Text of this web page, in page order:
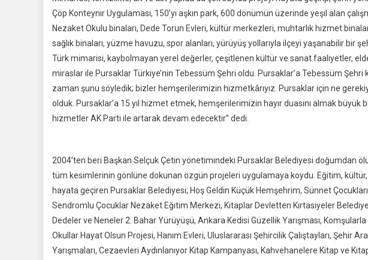
Çöp Konteynır Uygulaması, 150’yi aşkın park, 600 dönümün üzerinde yeşil alan
Nezaket Okulu binaları, Dede Torun Evleri, kültür merkezleri, muhtarlık hizmet
sağlık binaları, yüzme havuzu, spor alanları, yürüyüş yollarıyla ilçeyi yaşanabilir bir
Türk mimarisi, kaybolmayan yerel değerler, çeşitlenen kültür ve sanat faaliyetler,
miraslar ile Pursaklar Türkiye’nin Tebessüm Şehri oldu. Pursaklar’a Tebessüm Şehri
zaman şunu söyledik; bizler hemşerilerimizin hizmetkârıyız. Pursaklar için ne
olduk. Pursaklar’a 15 yıl hizmet etmek, hemşerilerimizin hayır duasını almak büyük
hizmetler AK Parti ile artarak devam edecektir” dedi.
2004’ten beri Başkan Selçuk Çetin yönetimindeki Pursaklar Belediyesi doğumdan
tüm kesimlerinin gönlüne dokunan özgün projeleri uygulamaya koydu. Eğitim,
hayata geçiren Pursaklar Belediyesi; Hoş Geldin Küçük Hemşehrim, Sünnet
Sendromlu Çocuklar Nezaket Eğitim Merkezi, Kitaplar Devletten Kırtasiyeler
Dedeler ve Neneler 2. Bahar Yürüyüşü, Ankara Kedisi Güzellik Yarışması,
Okullar Hayat Olsun Projesi, Hanım Evleri, Uluslararası Şehircilik Çalıştayları, Şehir
Yarışmaları, Cezaevleri Aydınlanıyor Kitap Kampanyası, Kahvehanelere Kitap ve